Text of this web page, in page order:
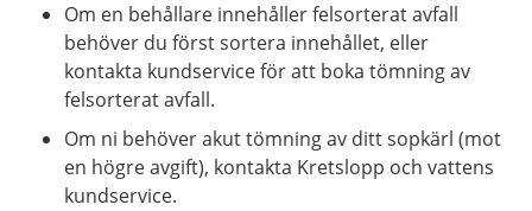
Om en behållare innehåller felsorterat avfall
behöver du först sortera innehållet, eller
kontakta kundservice för att boka tömning av
felsorterat avfall.
Om ni behöver akut tömning av ditt sopkärl (mot
en högre avgift), kontakta Kretslopp och vattens
kundservice.